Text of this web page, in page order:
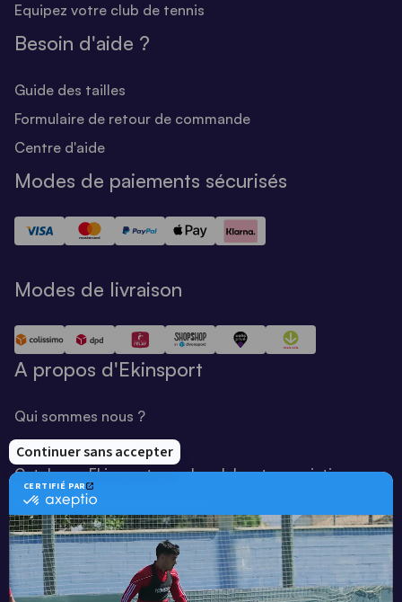
Equipez votre club de tennis
Besoin d'aide ?
Guide des tailles
Formulaire de retour de commande
Centre d'aide
Modes de paiements sécurisés
Modes de livraison
A propos d'Ekinsport
Qui sommes nous ?
Notre savoir-faire
Catalogue Ekinsport pour les clubs et associations
Catalogue running Ekinsport
Blog
Une société de :